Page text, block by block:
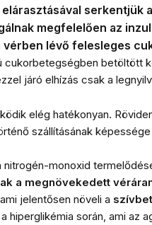
megfelelően az
lévő felesleges
cukorbetegségben betöltött
járó elhízás csak a
elég hatékonyan.
szállításának
nitrogén-monoxid
a megnövekedett
jelentősen növeli a
hiperglikémia során, ami